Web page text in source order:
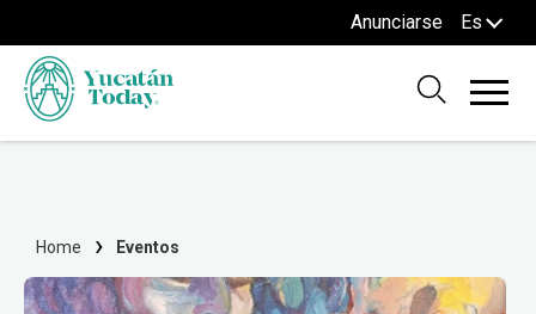
Anunciarse Es
Home Eventos